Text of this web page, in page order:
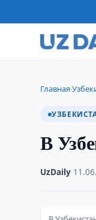
Главная›
В
UzDaily